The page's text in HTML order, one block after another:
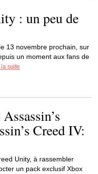
: un peu de
13 novembre prochain, sur
un moment aux fans de
la suite
Creed IV:
Unity, à rassembler
un pack exclusif Xbox